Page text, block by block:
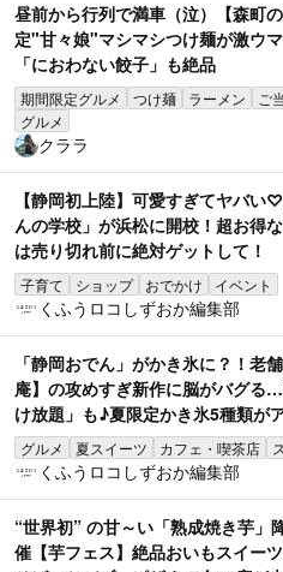
昼前から行列で満車（泣）【森町
定"甘々娘"マシマシつけ麺が激ウ
「におわない餃子」も絶品
期間限定グルメ つけ麺 ラーメン
ご
グルメ
クララ
【静岡初上陸】可愛すぎてヤバい
んの学校」が浜松に開校！超お得
は売り切れ前に絶対ゲットして！
子育て ショップ おでかけ イベント
くふうロコしずおか編集部
「静岡おでん」がかき氷に？！老
庵】の攻めすぎ新作に脳がバグる
け放題」も♪夏限定かき氷5種類が
グルメ 夏スイーツ カフェ・喫茶店
くふうロコしずおか編集部
“世界初” の甘～い「熟成焼き芋」
催【芋フェス】絶品おいもスイー